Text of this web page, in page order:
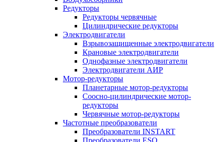
Редукторы
Редукторы червячные
Цилиндрические редукторы
Электродвигатели
Взрывозащищенные электродвигатели
Крановые электродвигатели
Однофазные электродвигатели
Электродвигатели АИР
Мотор-редукторы
Планетарные мотор-редукторы
Соосно-цилиндрические мотор-
редукторы
Червячные мотор-редукторы
Частотные преобразователи
Преобразователи INSTART
Преобразователи ESQ